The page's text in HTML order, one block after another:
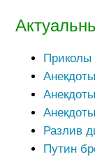
Приколы
Разлив
Путин